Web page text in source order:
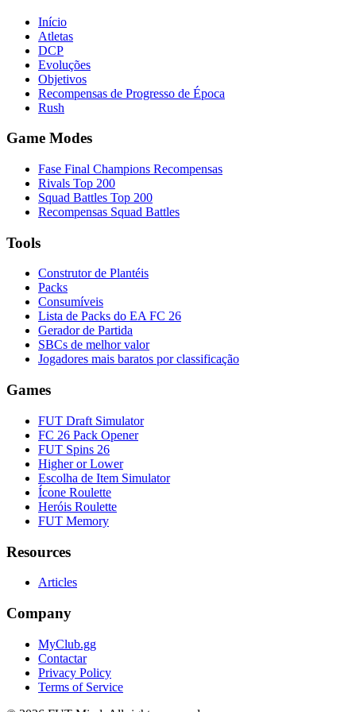
Início
Atletas
DCP
Evoluções
Objetivos
Recompensas de Progresso de Época
Rush
Game Modes
Fase Final Champions Recompensas
Rivals Top 200
Squad Battles Top 200
Recompensas Squad Battles
Tools
Construtor de Plantéis
Packs
Consumíveis
Lista de Packs do EA FC 26
Gerador de Partida
SBCs de melhor valor
Jogadores mais baratos por classificação
Games
FUT Draft Simulator
FC 26 Pack Opener
FUT Spins 26
Higher or Lower
Escolha de Item Simulator
Ícone Roulette
Heróis Roulette
FUT Memory
Resources
Articles
Company
MyClub.gg
Contactar
Privacy Policy
Terms of Service